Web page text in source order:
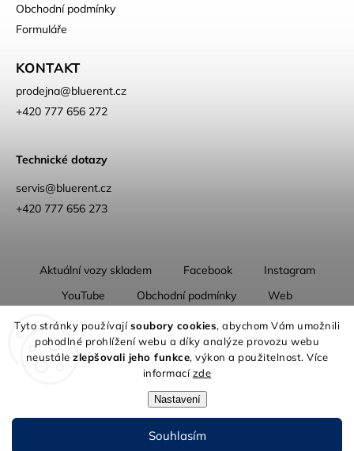
Tyto stránky používajísoubory cookies, abychom Vám umožnili
pohodlné prohlížení webu a díky analýze provozu webu
neustálezlepšovali jeho funkce, výkon a použitelnost. Více
informacízde
Nastavení
Souhlasím
Obchodní podmínky
Formuláře
KONTAKT
prodejna@bluerent.cz
+420 777 656 272
Technické dotazy
servis@bluerent.cz
+420 777 656 273
Aktuální vozy skladem Facebook
Instagram
YouTube
Obchodní podmínky
Web
O nás
Copyright 2026Blue Rent | Na cestách jako doma. Všechna práva